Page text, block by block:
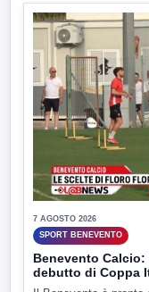
7 AGOSTO 2026
SPORT BENEVENTO
Benevento
debutto di Coppa